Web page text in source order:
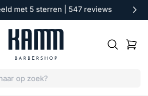
met 5 sterren | 547 reviews